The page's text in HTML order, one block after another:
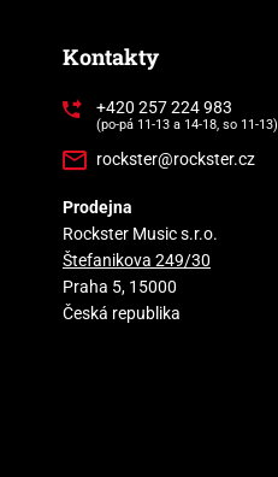
Kontakty
+420 257 224 983
(po-pá 11-13 a 14-18, so 11-13)
rockster@rockster.cz
Prodejna
Rockster Music s.r.o.
Štefanikova 249/30
Praha 5, 15000
Česká republika